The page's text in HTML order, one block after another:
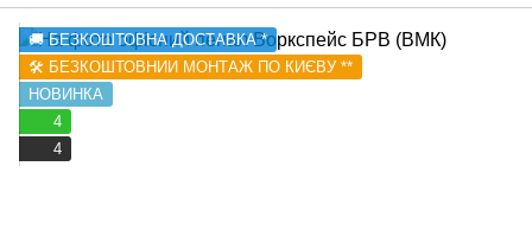
🚚 БЕЗКОШТОВНА ДОСТАВКА *
🛠️ БЕЗКОШТОВНИЙ МОНТАЖ ПО КИЄВУ **
НОВИНКА
4
4